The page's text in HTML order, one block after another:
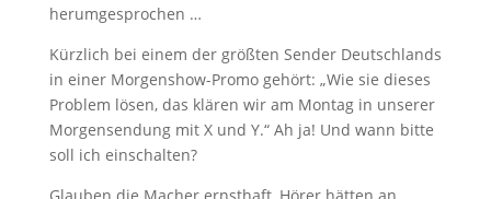
herumgesprochen …
Kürzlich bei einem der größten Sender Deutschlands
in einer Morgenshow-Promo gehört: „Wie sie dieses
Problem lösen, das klären wir am Montag in unserer
Morgensendung mit X und Y.“ Ah ja! Und wann bitte
soll ich einschalten?
Glauben die Macher ernsthaft, Hörer hätten an